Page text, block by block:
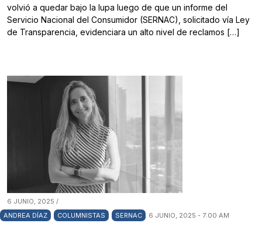
volvió a quedar bajo la lupa luego de que un informe del
Servicio Nacional del Consumidor (SERNAC), solicitado vía Ley
de Transparencia, evidenciara un alto nivel de reclamos […]
6 JUNIO, 2025 /
ANDREA DÍAZ
COLUMNISTAS SERNAC 6 JUNIO, 2025 - 7:00 AM